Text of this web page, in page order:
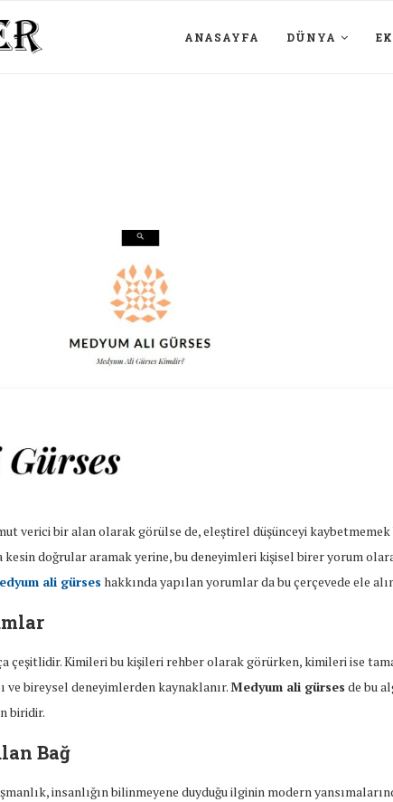
ANASAYFA DÜNYA
verici bir alan olarak görülse de, eleştirel düşünceyi kaybetmemek
kesin doğrular aramak yerine, bu deneyimleri kişisel birer yorum
ali gürses hakkında yapılan yorumlar da bu çerçevede ele
çeşitlidir. Kimileri bu kişileri rehber olarak görürken, kimileri ise
ve bireysel deneyimlerden kaynaklanır.Medyum ali gürses de bu
biridir.
Bağ
insanlığın bilinmeyene duyduğu ilginin modern